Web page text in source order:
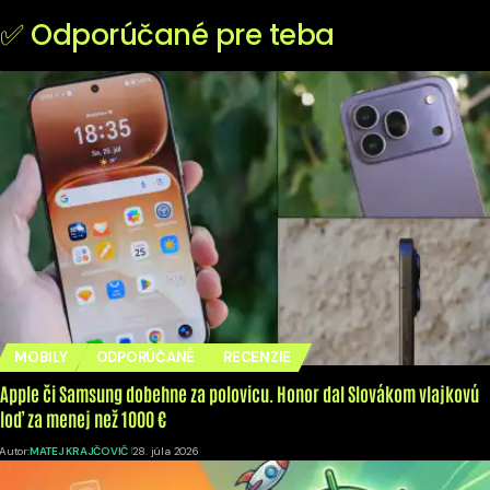
✅ Odporúčané pre teba
MOBILY ODPORÚČANÉ RECENZIE
Apple či Samsung dobehne za polovicu. Honor dal Slovákom vlajkovú
loď za menej než 1000 €
Autor:MATEJ KRAJČOVIČ 28. júla 2026